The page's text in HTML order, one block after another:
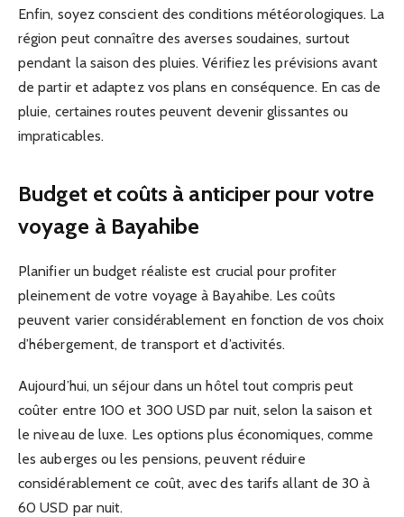
Enfin, soyez conscient des conditions météorologiques. La
région peut connaître des averses soudaines, surtout
pendant la saison des pluies. Vérifiez les prévisions avant
de partir et adaptez vos plans en conséquence. En cas de
pluie, certaines routes peuvent devenir glissantes ou
impraticables.
Budget et coûts à anticiper pour votre
voyage à Bayahibe
Planifier un budget réaliste est crucial pour profiter
pleinement de votre voyage à Bayahibe. Les coûts
peuvent varier considérablement en fonction de vos choix
d’hébergement, de transport et d’activités.
Aujourd’hui, un séjour dans un hôtel tout compris peut
coûter entre 100 et 300 USD par nuit, selon la saison et
le niveau de luxe. Les options plus économiques, comme
les auberges ou les pensions, peuvent réduire
considérablement ce coût, avec des tarifs allant de 30 à
60 USD par nuit.